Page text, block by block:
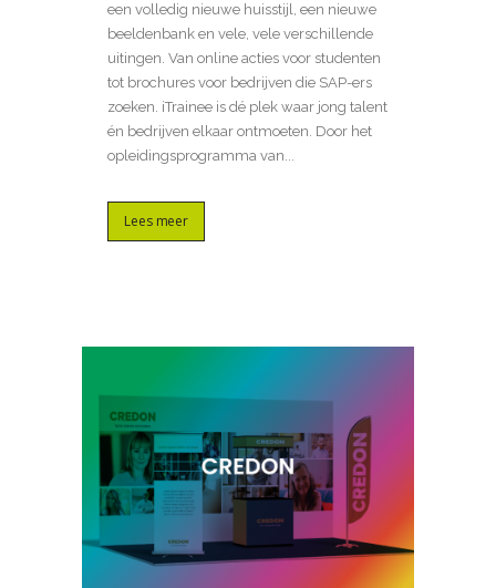
een volledig nieuwe huisstijl, een nieuwe
beeldenbank en vele, vele verschillende
uitingen. Van online acties voor studenten
tot brochures voor bedrijven die SAP-ers
zoeken. iTrainee is dé plek waar jong talent
én bedrijven elkaar ontmoeten. Door het
opleidingsprogramma van...
Lees meer